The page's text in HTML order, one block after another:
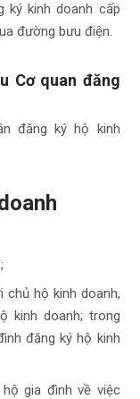
ký kinh doanh cấp
đường bưu điện.
Cơ quan đăng
đăng ký hộ kinh
chủ hộ kinh doanh,
kinh doanh; trong
đăng ký hộ kinh
gia đình về việc